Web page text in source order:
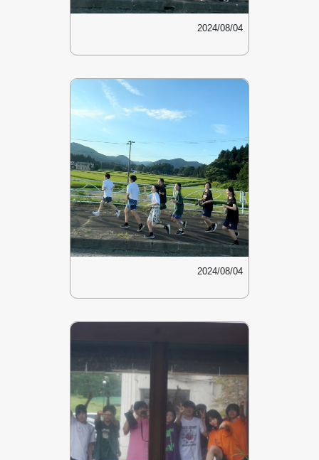
2024/08/04
2024/08/04